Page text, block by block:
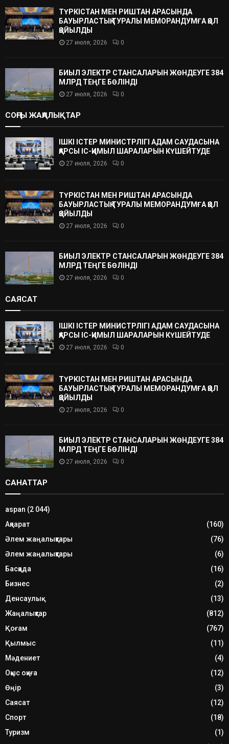
ТҮРКІСТАН МЕН РИШТАН АРАСЫНДА
БАУЫРЛАСТЫҚ ТУРАЛЫ МЕМОРАНДУМҒА ҚОЛ
ҚОЙЫЛДЫ
27 июля, 2026 0
БИЫЛ ЭЛЕКТР СТАНСАЛАРЫН ЖӨНДЕУГЕ 384
МЛРД ТЕҢГЕ БӨЛІНДІ
27 июля, 2026 0
СОҢҒЫ ЖАҢАЛЫҚТАР
ІШКІ ІСТЕР МИНИСТРЛІГІ АДАМ САУДАСЫНА
ҚАРСЫ ІС-ҚИМЫЛ ШАРАЛАРЫН КҮШЕЙТУДЕ
27 июля, 2026 0
ТҮРКІСТАН МЕН РИШТАН АРАСЫНДА
БАУЫРЛАСТЫҚ ТУРАЛЫ МЕМОРАНДУМҒА ҚОЛ
ҚОЙЫЛДЫ
27 июля, 2026 0
БИЫЛ ЭЛЕКТР СТАНСАЛАРЫН ЖӨНДЕУГЕ 384
МЛРД ТЕҢГЕ БӨЛІНДІ
27 июля, 2026 0
САЯСАТ
ІШКІ ІСТЕР МИНИСТРЛІГІ АДАМ САУДАСЫНА
ҚАРСЫ ІС-ҚИМЫЛ ШАРАЛАРЫН КҮШЕЙТУДЕ
27 июля, 2026 0
ТҮРКІСТАН МЕН РИШТАН АРАСЫНДА
БАУЫРЛАСТЫҚ ТУРАЛЫ МЕМОРАНДУМҒА ҚОЛ
ҚОЙЫЛДЫ
27 июля, 2026 0
БИЫЛ ЭЛЕКТР СТАНСАЛАРЫН ЖӨНДЕУГЕ 384
МЛРД ТЕҢГЕ БӨЛІНДІ
27 июля, 2026 0
САНАТТАР
aspan (2 044)
Ақпарат
(160)
Әлем жаңалықтары
(76)
Әлем жаңалықтары
(6)
Басқада
(16)
Бизнес
(2)
Денсаулық
(13)
Жаңалықтар
(812)
Қоғам
(767)
Қылмыс
(11)
Мәдениет
(4)
Оқыс оқиға
(12)
Өңір
(3)
Саясат
(12)
Спорт
(18)
Туризм
(1)